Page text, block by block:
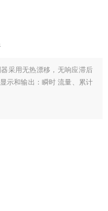
采用无热漂移，无响应滞后
示和输出：瞬时 流量、累计